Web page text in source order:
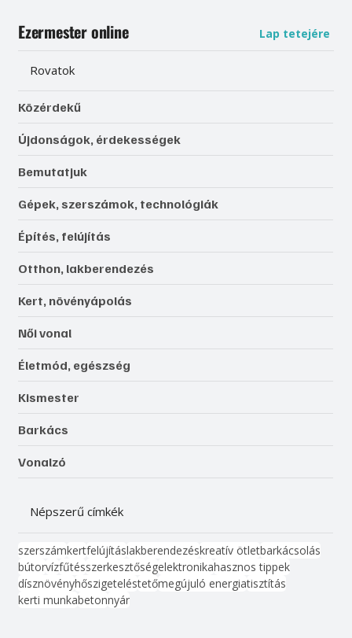
Ezermester online Lap tetejére
Rovatok
Közérdekű
Újdonságok, érdekességek
Bemutatjuk
Gépek, szerszámok, technológiák
Építés, felújítás
Otthon, lakberendezés
Kert, növényápolás
Női vonal
Életmód, egészség
Kismester
Barkács
Vonalzó
Népszerű címkék
szerszámkertfelújításlakberendezéskreatív ötletbarkácsolás
bútorvízfűtésszerkesztőségelektronikahasznos tippek
dísznövényhőszigeteléstetőmegújuló energiatisztítás
kerti munkabetonnyár